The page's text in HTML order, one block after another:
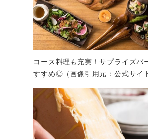
コース料理も充実！サプライズパ
すすめ◎（画像引用元：公式サイト